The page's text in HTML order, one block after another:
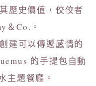
歷史價值，佼佼者
＆Co.。
建可以傳遞感情的
的手提包自動
主題餐廳。